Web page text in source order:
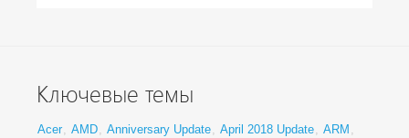
Ключевые темы
Acer, AMD, Anniversary Update, April 2018 Update, ARM ,